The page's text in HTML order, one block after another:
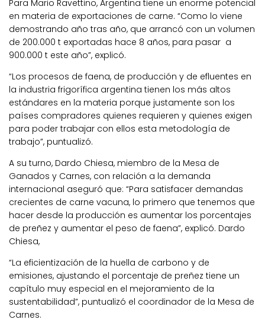
Para Mario Ravettino, Argentina tiene un enorme potencial
en materia de exportaciones de carne. “Como lo viene
demostrando año tras año, que arrancó con un volumen
de 200.000 t exportadas hace 8 años, para pasar a
900.000 t este año”, explicó.
“Los procesos de faena, de producción y de efluentes en
la industria frigorífica argentina tienen los más altos
estándares en la materia porque justamente son los
países compradores quienes requieren y quienes exigen
para poder trabajar con ellos esta metodología de
trabajo”, puntualizó.
A su turno, Dardo Chiesa, miembro de la Mesa de
Ganados y Carnes, con relación a la demanda
internacional aseguró que: “Para satisfacer demandas
crecientes de carne vacuna, lo primero que tenemos que
hacer desde la producción es aumentar los porcentajes
de preñez y aumentar el peso de faena”, explicó. Dardo
Chiesa,
“La eficientización de la huella de carbono y de
emisiones, ajustando el porcentaje de preñez tiene un
capítulo muy especial en el mejoramiento de la
sustentabilidad”, puntualizó el coordinador de la Mesa de
Carnes.